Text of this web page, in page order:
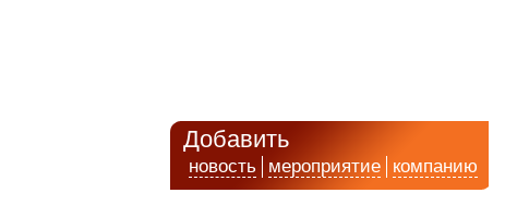
Добавить
новость мероприятие компанию